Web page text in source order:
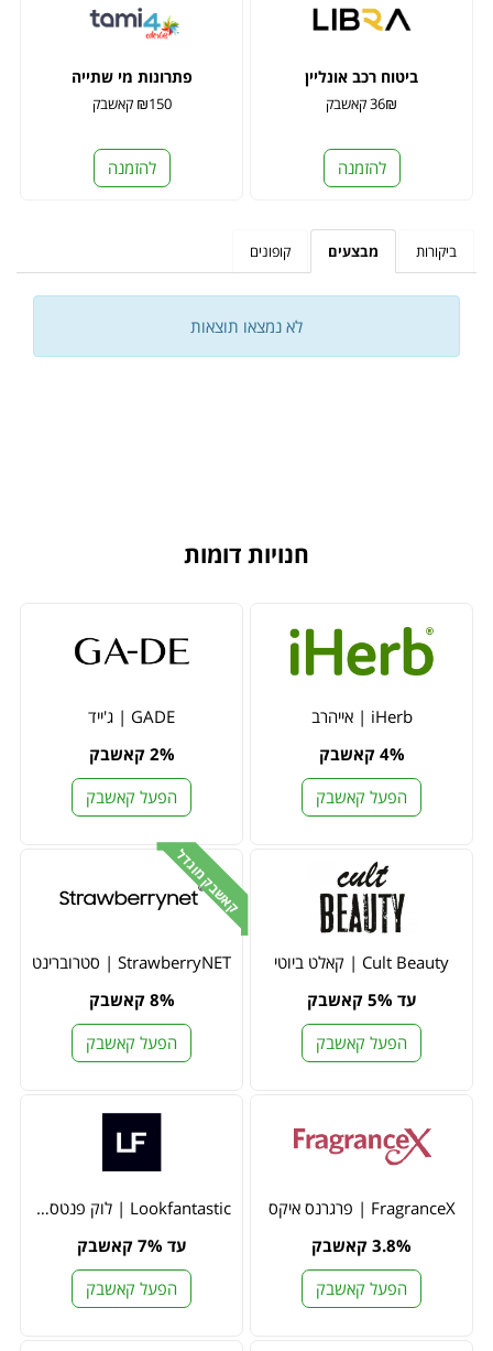
ביטוח רכב אונליין
36₪ קאשבק
להזמנה
פתרונות מי שתייה
₪150 קאשבק
להזמנה
ביקורות מבצעים קופונים
לא נמצאו תוצאות
חנויות דומות
iHerb | אייהרב
4% קאשבק
הפעל קאשבק
GADE | ג'ייד
2% קאשבק
הפעל קאשבק
Cult Beauty | קאלט ביוטי
עד 5% קאשבק
הפעל קאשבק
קאשבק מוגדל
StrawberryNET | סטרוברינט
8% קאשבק
הפעל קאשבק
FragranceX | פרגרנס איקס
3.8% קאשבק
הפעל קאשבק
Lookfantastic | לוק פנטסטיק
עד 7% קאשבק
הפעל קאשבק